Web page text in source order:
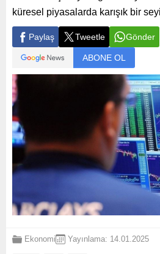
küresel piyasalarda karışık bir
Paylaş Tweetle Gönder
ABONE OL
Ekonomi Yayınlama: 14.01.2025